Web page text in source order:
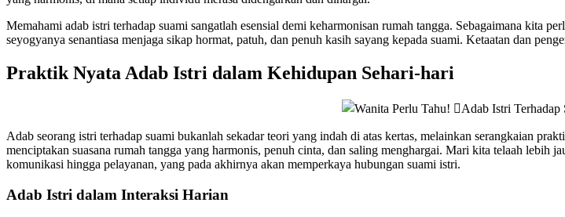
Memahami adab istri terhadap suami sangatlah esensial demi keharmonisan rumah tangga. Sebagaimana kita
seyogyanya senantiasa menjaga sikap hormat, patuh, dan penuh kasih sayang kepada suami. Ketaatan dan
Praktik Nyata Adab Istri dalam Kehidupan Sehari-hari
Adab seorang istri terhadap suami bukanlah sekadar teori yang indah di atas kertas, melainkan serangkaian
menciptakan suasana rumah tangga yang harmonis, penuh cinta, dan saling menghargai. Mari kita telaah lebih
komunikasi hingga pelayanan, yang pada akhirnya akan memperkaya hubungan suami istri.
Adab Istri dalam Interaksi Harian